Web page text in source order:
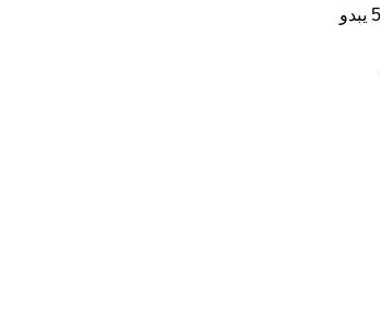
Aras هو اسم للبنين على موقعنا 25 الأشخاص بأسم Aras (قدر اسمائهم ب 5 نجمة من 5 يبدو